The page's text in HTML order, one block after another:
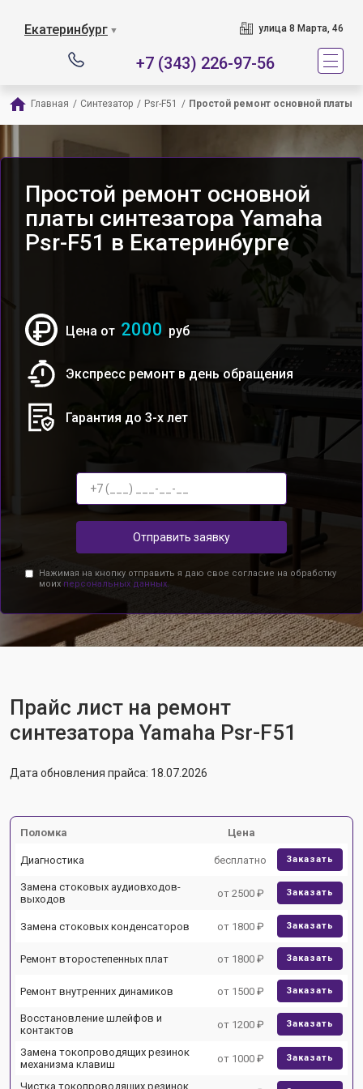
Екатеринбург ▼ улица 8 Марта, 46
+7 (343) 226-97-56
Главная / Синтезатор / Psr-F51 / Простой ремонт основной платы
Простой ремонт основной
платы синтезатора Yamaha
Psr-F51 в Екатеринбурге
Цена от 2000 руб
Экспресс ремонт в день обращения
Гарантия до 3-х лет
Отправить заявку
Нажимая на кнопку отправить я даю свое согласие на обработку
моих персональных данных.
Прайс лист на ремонт
синтезатора Yamaha Psr-F51
Дата обновления прайса: 18.07.2026
Поломка Цена
Диагностика бесплатно Заказать
Замена стоковых аудиовходов-
выходов
от 2500 ₽ Заказать
Замена стоковых конденсаторов от 1800 ₽ Заказать
Ремонт второстепенных плат от 1800 ₽ Заказать
Ремонт внутренних динамиков от 1500 ₽ Заказать
Восстановление шлейфов и
контактов
от 1200 ₽ Заказать
Замена токопроводящих резинок
механизма клавиш
от 1000 ₽ Заказать
Чистка токопроводящих резинок